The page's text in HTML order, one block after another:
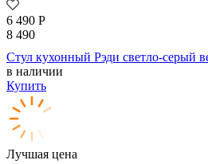
6 490 Р
8 490
Стул кухонный Рэди светло-серый
в наличии
Купить
Лучшая цена